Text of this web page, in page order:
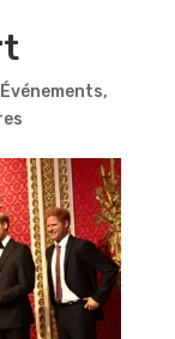
Événements,